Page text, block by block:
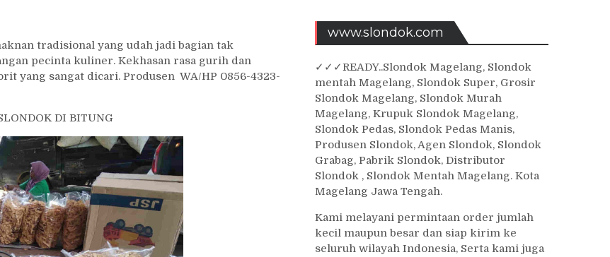
tradisional yang udah jadi bagian tak
pecinta kuliner. Kekhasan rasa gurih dan
yang sangat dicari. Produsen WA/HP 0856-4323-
DI BITUNG
www.slondok.com
✓ ✓✓READY..Slondok Magelang, Slondok
mentah Magelang, Slondok Super, Grosir
Slondok Magelang, Slondok Murah
Magelang, Krupuk Slondok Magelang,
Slondok Pedas, Slondok Pedas Manis,
Produsen Slondok, Agen Slondok, Slondok
Grabag, Pabrik Slondok, Distributor
Slondok , Slondok Mentah Magelang. Kota
Magelang Jawa Tengah.
Kami melayani permintaan order jumlah
kecil maupun besar dan siap kirim ke
seluruh wilayah Indonesia, Serta kami juga